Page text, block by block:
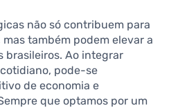
não só contribuem para
também podem elevar a
brasileiros. Ao integrar
pode-se
de economia e
que optamos por um